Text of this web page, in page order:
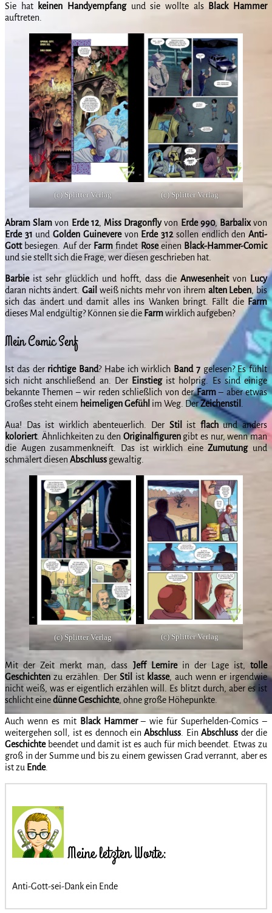
Sie hat
keinen Handyempfangund sie wollte als Black
Hammer
auftreten.
(c) Splitter Verlag (c) Splitter Verlag
Abram Slam von Erde 12, Miss Dragonflyvon Erde 990, Barbalixvon
Erde 31 undGolden Guineverevon Erde 312sollen endlich denAnti-
Gottbesiegen. Auf der Farm findet Roseeinen Black-Hammer-Comic
und sie stellt sich die Frage, wer diesen geschrieben hat.
Barbieist sehr glücklich und hofft, dass die Anwesenheitvon
Lucy
daran nichts ändert. Gail weiß nichts mehr von ihrem alten Leben, bis
sich das ändert und damit alles ins Wanken bringt. Fällt die Farm
dieses Mal endgültig? Können sie die Farmwirklich aufgeben?
Mein Comic Senf
Ist das der richtige Band? Habe ich wirklich Band 7gelesen? Es fühlt
sich nicht anschließend an. Der Einstiegist holprig. Es sind einige
bekannte Themen – wir reden schließlich von derFarm– aber etwas
Großes steht einem heimeligenGefühl im Weg. DerZeichenstil
Aua! Das ist wirklich abenteuerlich. Der Stil ist flachund anders
koloriert. Ähnlichkeiten zu den Originalfigurengibt es nur, wenn man
die Augen zusammenkneift. Das ist wirklich eineZumutungund
schmälert diesen Abschluss gewaltig.
(c) Splitter Verlag (c) Splitter Verlag
Mit der Zeit merkt man, dass Jeff Lemirein der Lage ist,tolle
Geschichten zu erzählen. Der Stil ist klasse, auch wenn er irgendwie
nicht weiß, was er eigentlich erzählen will. Es blitzt durch, aber es ist
schlicht einedünneGeschichte, ohne große Höhepunkte.
Auch wenn es mit Black Hammer– wie für Superhelden-Comics –
weitergehen soll, ist es dennoch einAbschluss . EinAbschluss der die
Geschichtebeendet und damit ist es auch für mich beendet. Etwas zu
groß in der Summe und bis zu einem gewissen Grad verrannt, aber es
ist zu Ende.
Meine letzten Worte:
Anti-Gott-sei-Dank ein Ende